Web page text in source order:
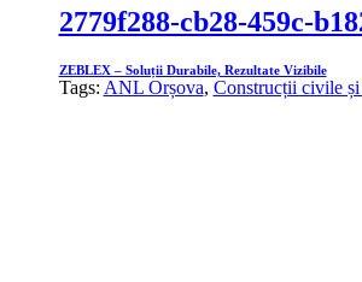
2779f288-cb28-459c-
ZEBLEX – Soluții Durabile, Rezultate Vizibile
Tags: ANL Orșova, Construcții civile